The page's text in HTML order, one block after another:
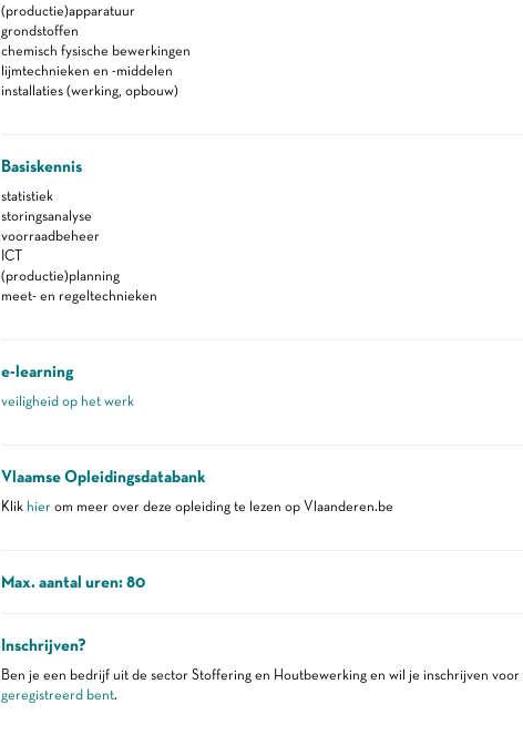
(productie)apparatuur
grondstoffen
chemisch fysische bewerkingen
lijmtechnieken en -middelen
installaties (werking, opbouw)
Basiskennis
statistiek
storingsanalyse
voorraadbeheer
ICT
(productie)planning
meet- en regeltechnieken
e-learning
veiligheid op het werk
Vlaamse Opleidingsdatabank
Klik hierom meer over deze opleiding te lezen op Vlaanderen.be
Max. aantal uren: 80
Inschrijven?
Ben je een bedrijf uit de sector Stoffering en Houtbewerking en wil je inschrijven voor
geregistreerd bent.